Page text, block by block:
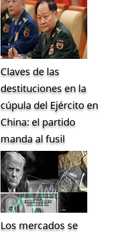
Claves de las
destituciones en la
cúpula del Ejército en
China: el partido
manda al fusil
Los mercados se